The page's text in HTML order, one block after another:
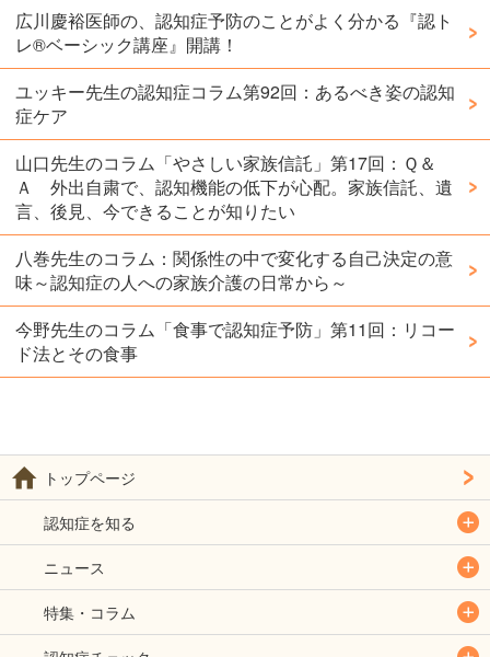
広川慶裕医師の、認知症予防のことがよく分かる『認ト
レ®️ベーシック講座』開講！
ユッキー先生の認知症コラム第92回：あるべき姿の認知
症ケア
山口先生のコラム「やさしい家族信託」第17回：Ｑ＆
Ａ 外出自粛で、認知機能の低下が心配。家族信託、遺
言、後見、今できることが知りたい
八巻先生のコラム：関係性の中で変化する自己決定の意
味～認知症の人への家族介護の日常から～
今野先生のコラム「食事で認知症予防」第11回：リコー
ド法とその食事
トップページ
認知症を知る
ニュース
特集・コラム